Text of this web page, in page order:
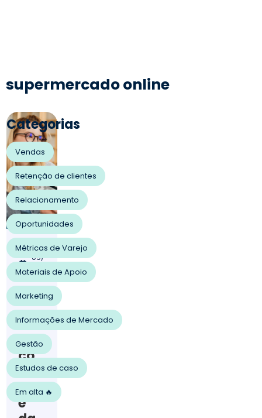
supermercado online
23/
09/
202
da
s
213
E-
co
mm
erc
e
Categorias
Vendas
Retenção de clientes
Relacionamento
Oportunidades
Métricas de Varejo
Materiais de Apoio
Marketing
Informações de Mercado
Gestão
Estudos de caso
Em alta 🔥